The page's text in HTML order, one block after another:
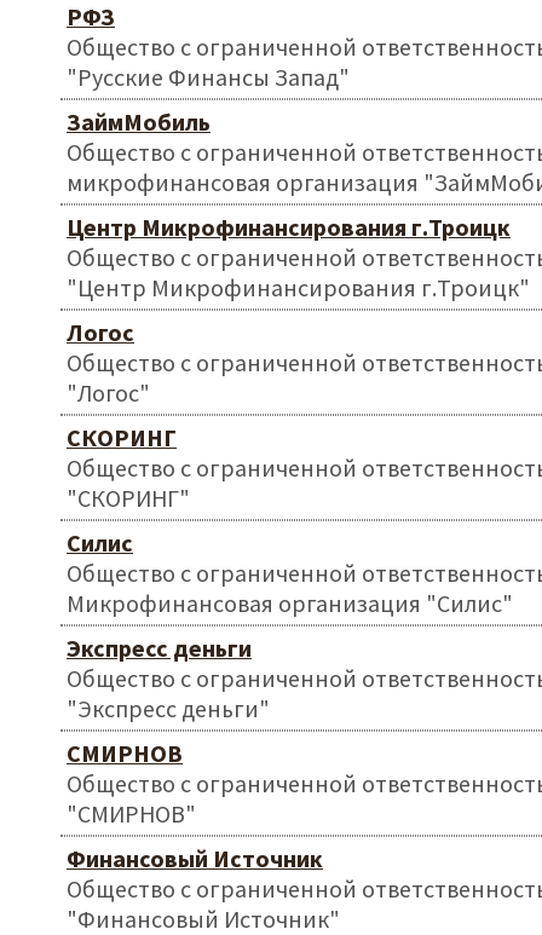
РФЗ
Общество с ограниченной
"Русские Финансы Запад"
ЗаймМобиль
Общество с ограниченной
микрофинансовая организация
Центр Микрофинансирования г.Троицк
Общество с ограниченной
"Центр Микрофинансирования г.Троицк"
Логос
Общество с ограниченной
"Логос"
СКОРИНГ
Общество с ограниченной
"СКОРИНГ"
Силис
Общество с ограниченной
Микрофинансовая организация "Силис"
Экспресс деньги
Общество с ограниченной
"Экспресс деньги"
СМИРНОВ
Общество с ограниченной
"СМИРНОВ"
Финансовый Источник
Общество с ограниченной
"Финансовый Источник"